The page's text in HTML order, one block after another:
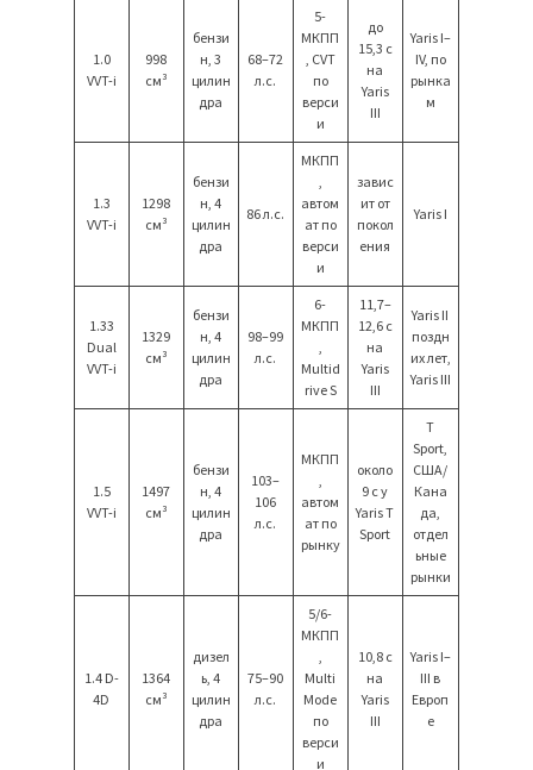
1.0
VVT-i
998
см³
бензи
н, 3
цилин
дра
68–72
л.с.
5-
МКПП
, CVT
по
верси
и
до
15,3 с
на
Yaris
III
Yaris I–
IV, по
рынка
м
1.3
VVT-i
1298
см³
бензи
н, 4
цилин
дра
86 л.с.
МКПП
,
автом
ат по
верси
и
завис
ит от
покол
ения
Yaris I
1.33
Dual
VVT-i
1329
см³
бензи
н, 4
цилин
дра
98–99
л.с.
6-
МКПП
,
Multid
rive S
11,7–
12,6 с
на
Yaris
III
Yaris II
поздн
их лет,
Yaris III
1.5
VVT-i
1497
см³
бензи
н, 4
цилин
дра
103–
106
л.с.
МКПП
,
автом
ат по
рынку
около
9 с у
Yaris T
Sport
T
Sport,
США/
Кана
да,
отдел
ьные
рынки
1.4 D-
4D
1364
см³
дизел
ь, 4
цилин
дра
75–90
л.с.
5/6-
МКПП
,
Multi
Mode
по
верси
и
10,8 с
на
Yaris
III
Yaris I–
III в
Европ
е